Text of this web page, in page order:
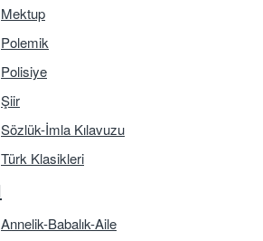
Mektup
Polemik
Polisiye
Şiir
Sözlük-İmla Kılavuzu
Türk Klasikleri
Annelik-Babalık-Aile